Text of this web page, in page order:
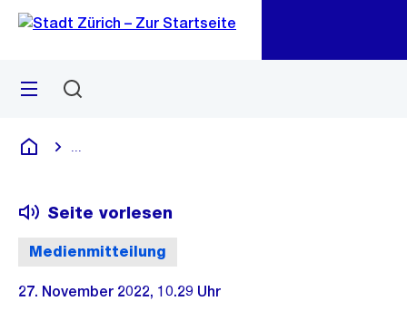
Navigation
Sprunglink
Menü
Deutsch
Medienmitteilung
Seite vorlesen
27. November 2022, 10.29 Uhr